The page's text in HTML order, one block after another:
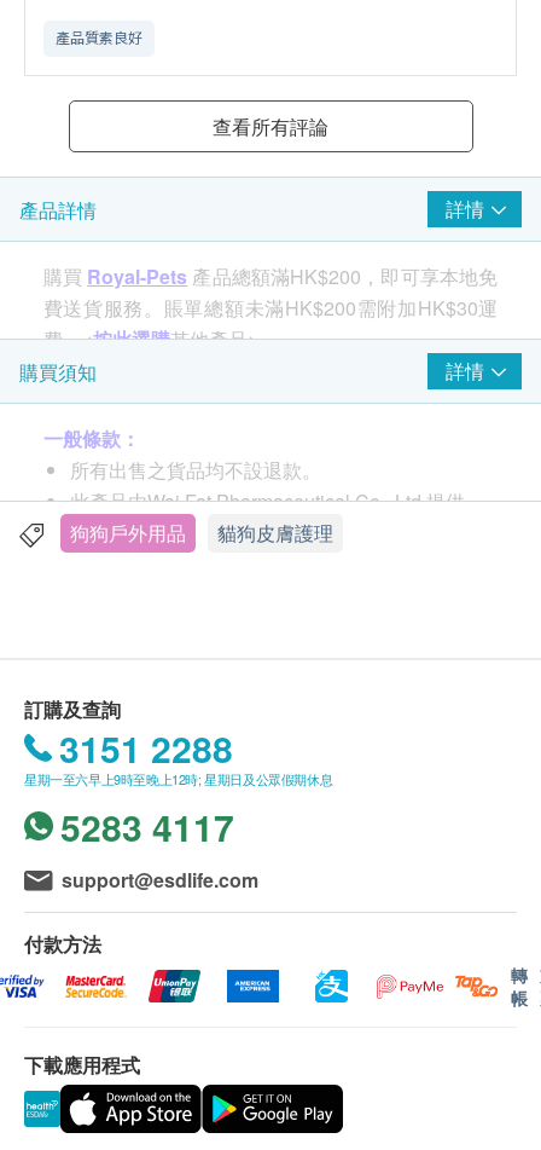
產品質素良好
查看所有評論
產品詳情 詳情
購買 Royal-Pets 產品總額滿HK$200，即可享本地免
費送貨服務。賬單總額未滿HK$200需附加HK$30運
費。<按此選購其他產品>
功效
Royal-Pets高效防蚊蟲噴霧採用驅蚊成分IR3535，成
分獲美國疾病控制與預防中心(CDC)及美國國家環境
保護局(EPA)等多國權威機構認可，其結構與天然氨
基酸β-丙氨酸類似，能夠有效驅趕蚊、蠓、蝨、蜱、
成分獲美國CDC及EPA等權威機構認可
無色無臭，低敏不刺激
不含DEET及樟腦
嬰幼兒家庭可安心使用
用法
平均地噴在貓狗身體及手腳上，避免接觸眼睛及口
部。亦可噴於寵物袋、睡窩、砂盆等寵物用品上，等
待自然風乾。如有需要，可每隔 6 小時噴 1 次。
伊默寧10%
購買須知 詳情
一般條款：
所有出售之貨品均不設退款。
此產品由Wai Fat Pharmaceutical Co., Ltd.提供。
如有任何爭議，Wai Fat Pharmaceutical Co., Ltd.
HK$30運費。
我們將於確定訂單後3-5個工作天內安排發貨。
不排除運送時間會因節日而有所影響。當八號烈風
訊號懸掛或黑色暴雨警告生效時，送貨服務時間將
會延遲。
所有訂單須視乎相關貨品的供應情況再作最後確
認。倘若健康網購health.ESDlife未能提供任何訂
單上的貨品，健康網購health.ESDlife有權拒絕接
受該訂單，並且會於送貨前透過電話或電郵通知顧
客再作安排。
保用：
貨品質量保證，於顧客收到產品當日起計，食用期
應最少有9個月或以上。
狗狗戶外用品 貓狗皮膚護理
訂購及查詢
3151 2288
星期一至六早上9時至晚上12時; 星期日及公眾假期休息
5283 4117
support@esdlife.com
付款方法
轉
帳
下載應用程式